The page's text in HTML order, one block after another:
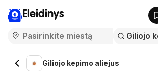
Eleidinys
Giliojo kepimo aliejus